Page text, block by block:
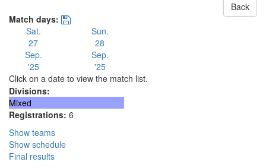
Back
Match days:
Sat.
27
Sep.
'25
Sun.
28
Sep.
'25
Click on a date to view the match list.
Divisions:
Mixed
Registrations: 6
Show teams
Show schedule
Final results